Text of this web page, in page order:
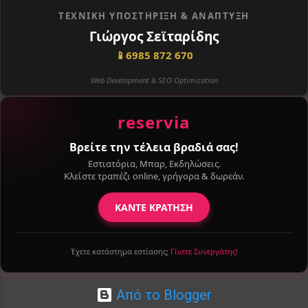
ΤΕΧΝΙΚΉ ΥΠΟΣΤΉΡΙΞΗ & ΑΝΆΠΤΥΞΗ
Γιώργος Σεϊταρίδης
📱 6985 872 670
Web Development & SEO Optimization
reservia
Βρείτε την τέλεια βραδιά σας!
Εστιατόρια, Μπαρ, Εκδηλώσεις.
Κλείστε τραπέζι online, γρήγορα & δωρεάν.
ΚΑΝΤΕ ΚΡΑΤΗΣΗ
Έχετε κατάστημα εστίασης; Γίνετε Συνεργάτης!
Από το Blogger